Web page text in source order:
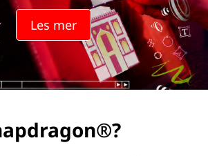
Les mer